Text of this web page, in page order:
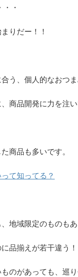
・
りだー！！
う、個人的なおつ
商品開発に力を注い
商品も多いです。
て知ってる？
地域限定のものもあ
品揃えが若干違う！
のがあっても、巡